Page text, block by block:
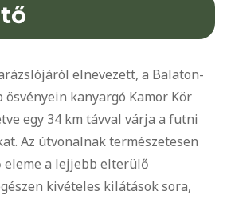
elnevezett, a Balaton-
kanyargó Kamor Kör
egy 34 km távval várja a futni
Az útvonalnak természetesen
eleme a lejjebb elterülő
kivételes kilátások sora,